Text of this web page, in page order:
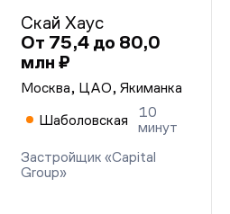
Скай Хаус
От 75,4 до 80,0
млн ₽
Москва, ЦАО, Якиманка
Шаболовская
10
минут
Застройщик «Capital
Group»